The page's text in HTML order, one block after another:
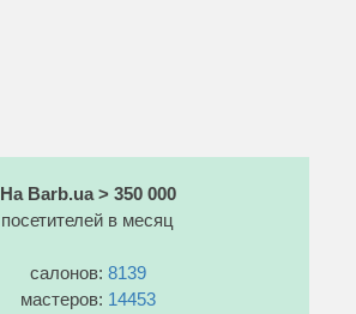
На Barb.ua > 350 000
посетителей в месяц
салонов: 8139
мастеров: 14453